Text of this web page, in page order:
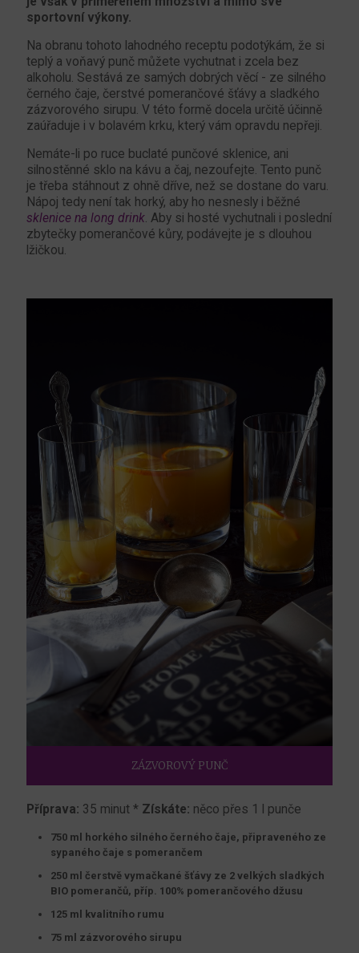
sportovní výkony.
Na obranu tohoto lahodného receptu podotýkám, že si
teplý a voňavý punč můžete vychutnat i zcela bez
alkoholu. Sestává ze samých dobrých věcí - ze silného
černého čaje, čerstvé pomerančové šťávy a sladkého
zázvorového sirupu. V této formě docela určitě účinně
zaúřaduje i v bolavém krku, který vám opravdu nepřeji.
Nemáte-li po ruce buclaté punčové sklenice, ani
silnostěnné sklo na kávu a čaj, nezoufejte. Tento punč
je třeba stáhnout z ohně dříve, než se dostane do varu.
Nápoj tedy není tak horký, aby ho nesnesly i běžné
sklenice na long drink. Aby si hosté vychutnali i poslední
zbytečky pomerančové kůry, podávejte je s dlouhou
lžičkou.
ZÁZVOROVÝ PUNČ
Příprava: 35 minut * Získáte: něco přes 1 l punče
750 ml horkého silného černého čaje, připraveného ze
sypaného čaje s pomerančem
250 ml čerstvě vymačkané šťávy ze 2 velkých sladkých
BIO pomerančů, příp. 100% pomerančového džusu
125 ml kvalitního rumu
75 ml zázvorového sirupu